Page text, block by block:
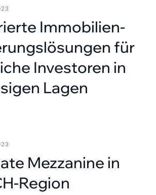
Immobilien-
für
Investoren in
Lagen
Mezzanine in
Region